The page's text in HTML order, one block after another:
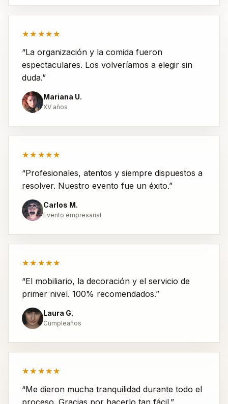
★★★★★
“La organización y la comida fueron
espectaculares. Los volveríamos a elegir sin
duda.”
Mariana U.
XV años
★★★★★
“Profesionales, atentos y siempre dispuestos a
resolver. Nuestro evento fue un éxito.”
Carlos M.
Evento empresarial
★★★★★
“El mobiliario, la decoración y el servicio de
primer nivel. 100% recomendados.”
Laura G.
Cumpleaños
★★★★★
“Me dieron mucha tranquilidad durante todo el
proceso. Gracias por hacerlo tan fácil.”